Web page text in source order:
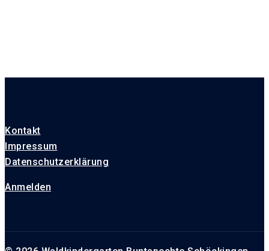
Kontakt
Impressum
Datenschutzerklärung
Anmelden